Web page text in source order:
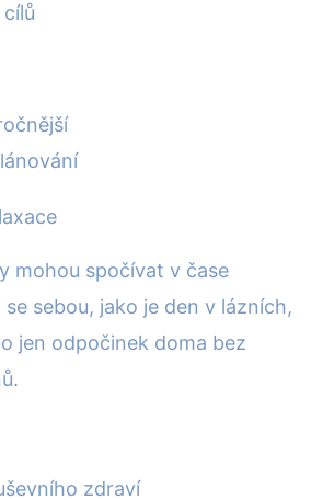
mohou spočívat v čase
sebou, jako je den v lázních,
jen odpočinek doma bez
zdraví